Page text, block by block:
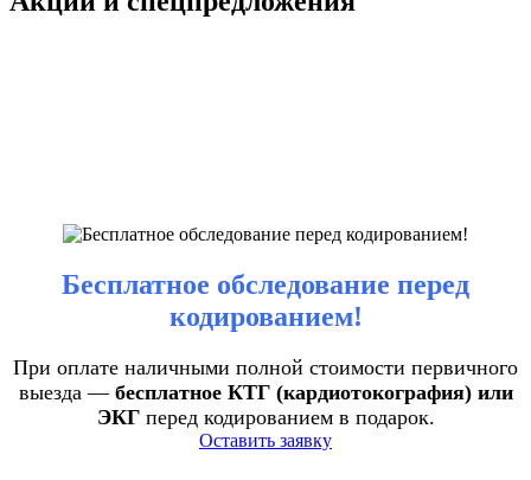
Бесплатное обследование перед
кодированием!
При оплате наличными полной стоимости первичного
выезда — бесплатное КТГ (кардиотокография) или
ЭКГперед кодированием в подарок.
Оставить заявку